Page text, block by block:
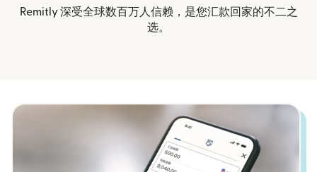
Remitly 深受全球数百万人信赖，是您汇款回家的不二之
选。